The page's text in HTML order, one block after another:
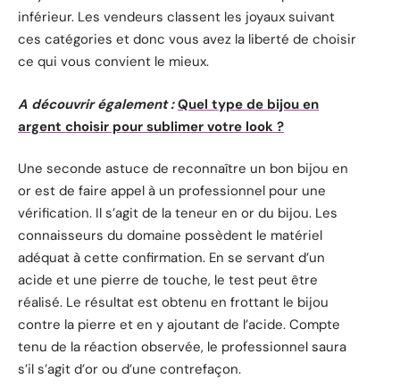
inférieur. Les vendeurs classent les joyaux suivant
ces catégories et donc vous avez la liberté de choisir
ce qui vous convient le mieux.
A découvrir également : Quel type de bijou en
argent choisir pour sublimer votre look ?
Une seconde astuce de reconnaître un bon bijou en
or est de faire appel à un professionnel pour une
vérification. Il s’agit de la teneur en or du bijou. Les
connaisseurs du domaine possèdent le matériel
adéquat à cette confirmation. En se servant d’un
acide et une pierre de touche, le test peut être
réalisé. Le résultat est obtenu en frottant le bijou
contre la pierre et en y ajoutant de l’acide. Compte
tenu de la réaction observée, le professionnel saura
s’il s’agit d’or ou d’une contrefaçon.